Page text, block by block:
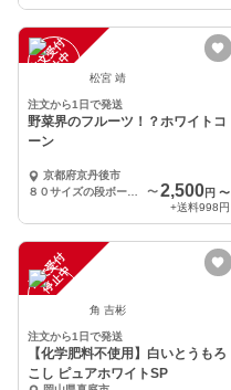
注
文
受
付
停
止
中 松宮 靖
注文から1日で発送
野菜界のフルーツ！？ホワイトコ
ーン
京都府京丹後市
〜 2,500円 〜
+送料998円
注
文
受
付
停
止
中
角 吉彬
注文から1日で発送
【化学肥料不使用】白いとうもろ
こし ピュアホワイトSP